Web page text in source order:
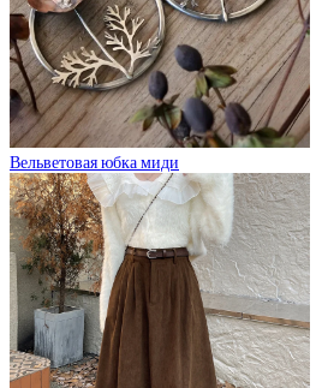
Вельветовая юбка миди